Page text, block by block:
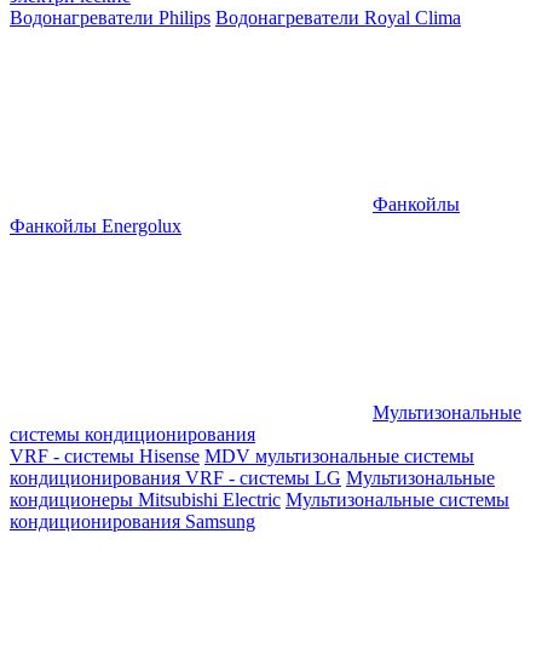
Водонагреватели Philips Водонагреватели Royal Clima
Фанкойлы
Фанкойлы Energolux
Мультизональные
системы кондиционирования
VRF - системы Hisense MDV мультизональные системы
кондиционирования VRF - системы LG Мультизональные
кондиционеры Mitsubishi Electric Мультизональные системы
кондиционирования Samsung